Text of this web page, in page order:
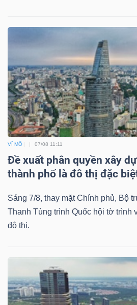
VĨ MÔ 07/08 11:11
Đề xuất phân quyền xây
thành phố là đô thị đặc
Sáng 7/8, thay mặt Chính phủ, Bộ
Thanh Tùng trình Quốc hội tờ trình
đô thị.